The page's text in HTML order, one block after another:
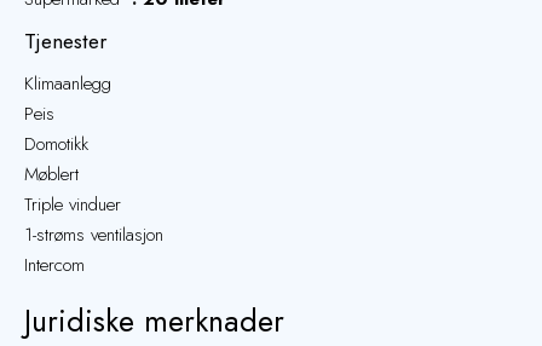
Tjenester
Klimaanlegg
Peis
Domotikk
Møblert
Triple vinduer
1-strøms ventilasjon
Intercom
Juridiske merknader